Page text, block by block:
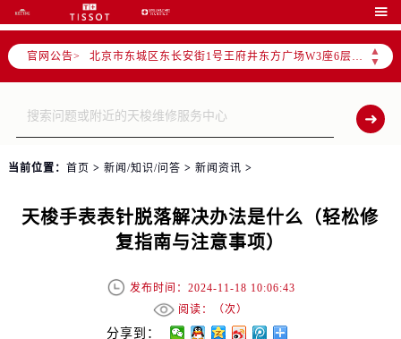

官网公告>
▲
▼
北京市朝阳区建国门外大街甲6号华熙国际中心D座11层1102室售后服务中心（需提前预约）
北京市东城区东长安街1号王府井东方广场W3座6层602室售后服务中心（需提前预约）
节假日正常营业！
当前位置： 首页 > 新闻/知识/问答 > 新闻资讯 >
天梭手表表针脱落解决办法是什么（轻松修
复指南与注意事项）
发布时间：2024-11-18 10:06:43
阅读：（次）
分享到：